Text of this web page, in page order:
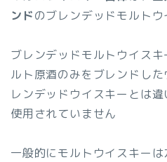
ンドのブレンデッドモルト
ブレンデッドモルトウイス
ルト原酒のみをブレンドし
レンデッドウイスキーとは
使用されていません
一般的にモルトウイスキー